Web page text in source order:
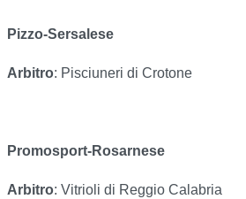
Pizzo-Sersalese
Arbitro: Pisciuneri di Crotone
Promosport-Rosarnese
Arbitro: Vitrioli di Reggio Calabria